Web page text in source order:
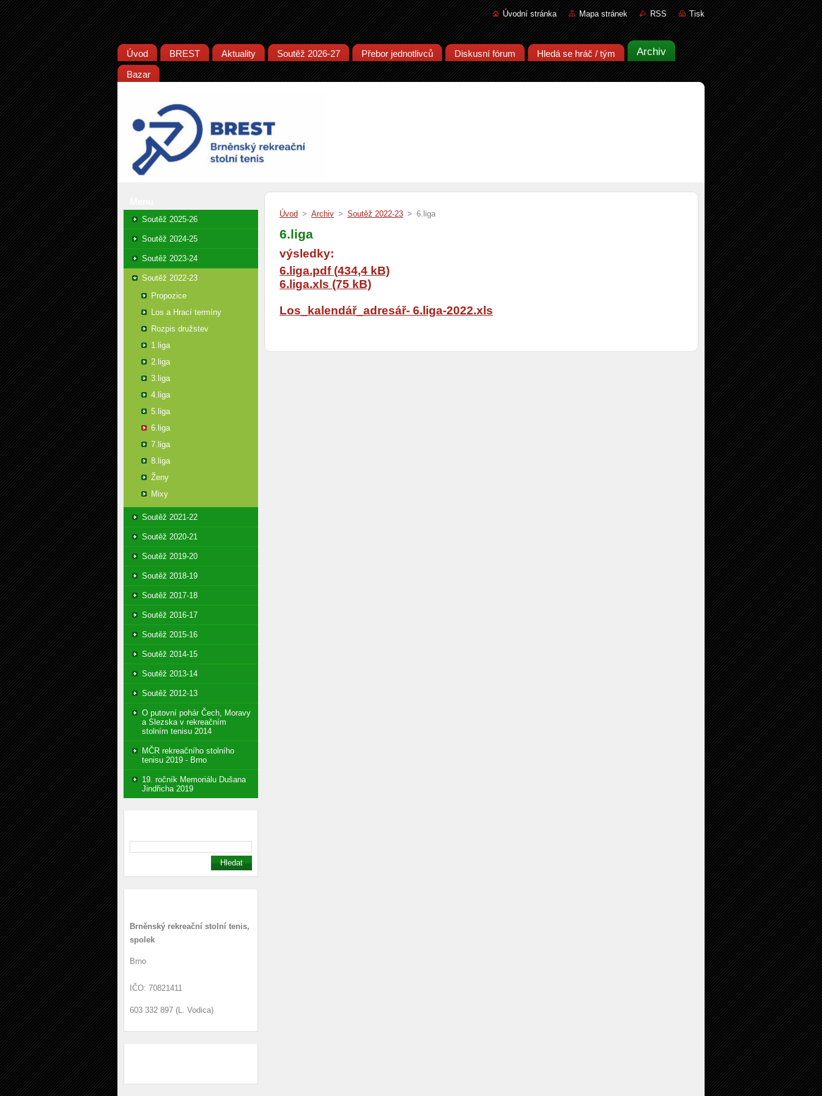
Úvodní stránka Mapa stránek RSS Tisk
Úvod BREST Aktuality Soutěž 2026-27 Přebor jednotlivců Diskusní fórum Hledá se hráč / tým Archiv
Bazar
Soutěž 2025-26
Soutěž 2024-25
Soutěž 2023-24
Soutěž 2022-23
Propozice
Los a Hrací termíny
Rozpis družstev
1.liga
2.liga
3.liga
4.liga
5.liga
6.liga
7.liga
8.liga
Ženy
Mixy
Soutěž 2021-22
Soutěž 2020-21
Soutěž 2019-20
Soutěž 2018-19
Soutěž 2017-18
Soutěž 2016-17
Soutěž 2015-16
Soutěž 2014-15
Soutěž 2013-14
Soutěž 2012-13
O putovní pohár Čech, Moravy
a Slezska v rekreačním
stolním tenisu 2014
MČR rekreačního stolního
tenisu 2019 - Brno
19. ročník Memoriálu Dušana
Jindřicha 2019
Brněnský rekreační stolní tenis,
spolek
Brno
IČO: 70821411
603 332 897 (L. Vodica)
Úvod > Archiv > Soutěž 2022-23 > 6.liga
6.liga
výsledky:
6.liga.pdf (434,4 kB)
6.liga.xls (75 kB)
Los_kalendář_adresář- 6.liga-2022.xls